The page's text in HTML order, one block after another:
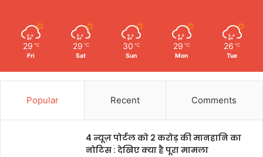
29 ℃
Fri
29 ℃
Sat
30 ℃
Sun
29 ℃
Mon
26 ℃
Tue
Popular Recent Comments
4 न्यूज़ पोर्टल को 2 करोड़ की मानहानि का
नोटिस : देखिए क्या है पूरा मामला